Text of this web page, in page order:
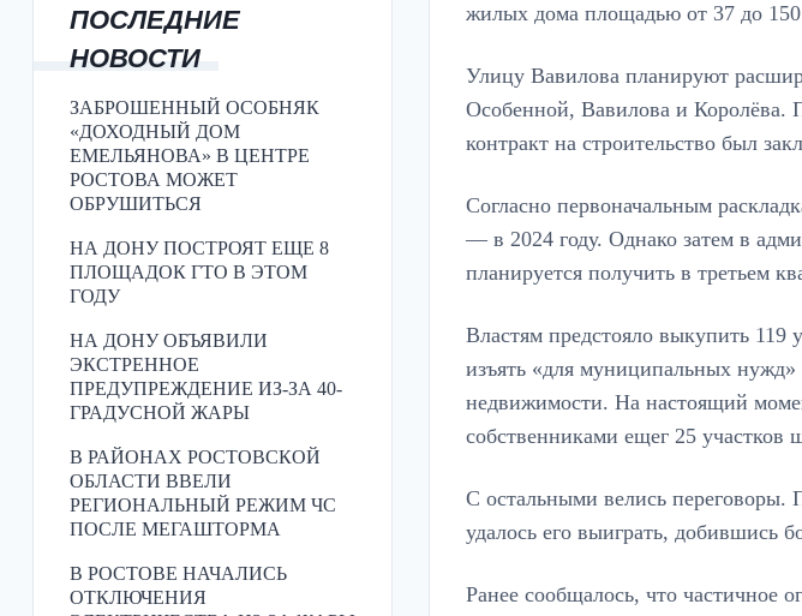
ПОСЛЕДНИЕ
НОВОСТИ
ЗАБРОШЕННЫЙ ОСОБНЯК
«ДОХОДНЫЙ ДОМ
ЕМЕЛЬЯНОВА» В ЦЕНТРЕ
РОСТОВА МОЖЕТ
ОБРУШИТЬСЯ
НА ДОНУ ПОСТРОЯТ ЕЩЕ 8
ПЛОЩАДОК ГТО В ЭТОМ
ГОДУ
НА ДОНУ ОБЪЯВИЛИ
ЭКСТРЕННОЕ
ПРЕДУПРЕЖДЕНИЕ ИЗ-ЗА 40-
ГРАДУСНОЙ ЖАРЫ
В РАЙОНАХ РОСТОВСКОЙ
ОБЛАСТИ ВВЕЛИ
РЕГИОНАЛЬНЫЙ РЕЖИМ ЧС
ПОСЛЕ МЕГАШТОРМА
В РОСТОВЕ НАЧАЛИСЬ
ОТКЛЮЧЕНИЯ
жилых дома площадью от 37 до
Улицу Вавилова планируют
Особенной, Вавилова и Королёва.
контракт на строительство был
Согласно первоначальным
— в 2024 году. Однако затем в
планируется получить в третьем
Властям предстояло выкупить 119
изъять «для муниципальных
недвижимости. На настоящий
собственниками ещег 25 участков
С остальными велись переговоры.
удалось его выиграть, добившись
Ранее сообщалось, что частичное